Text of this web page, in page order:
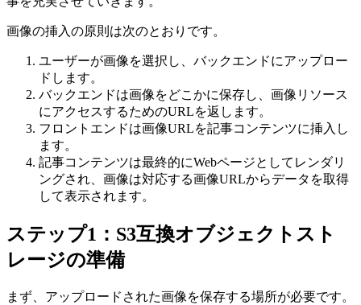
画像の挿入の原則は次のとおりです。
ユーザーが画像を選択し、バックエンドにアップロー
ドします。
バックエンドは画像をどこかに保存し、画像リソース
にアクセスするためのURLを返します。
フロントエンドは画像URLを記事コンテンツに挿入し
ます。
記事コンテンツは最終的にWebページとしてレンダリ
ングされ、画像は対応する画像URLからデータを取得
して表示されます。
ステップ1：S3互換オブジェクトスト
レージの準備
まず、アップロードされた画像を保存する場所が必要です。